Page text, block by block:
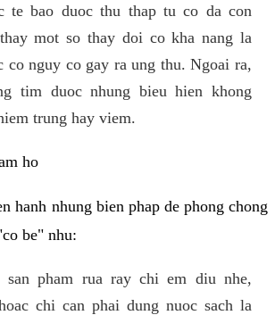
te bao duoc thu thap tu co da con
mot so thay doi co kha nang la
co nguy co gay ra ung thu. Ngoai ra,
tim duoc nhung bieu hien khong
trung hay viem.
ho
hanh nhung bien phap de phong chong
be" nhu:
pham rua ray chi em diu nhe,
chi can phai dung nuoc sach la